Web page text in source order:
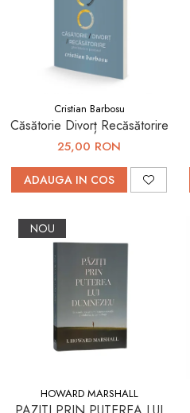
Conducerea și Păstorirea
Bisericii
Consiliere
Lucrarea cu Copiii și Tinerii
Grupuri Mici
Închinare prin Muzică
Devoționale/Meditații
Finanțe
Romane, Nuvele și Povestiri
Biografii
Poezii
Cristian Barbosu
Căsătorie Divorț Recăsătorire
25,00 RON
ADAUGA IN COS
NOU
HOWARD MARSHALL